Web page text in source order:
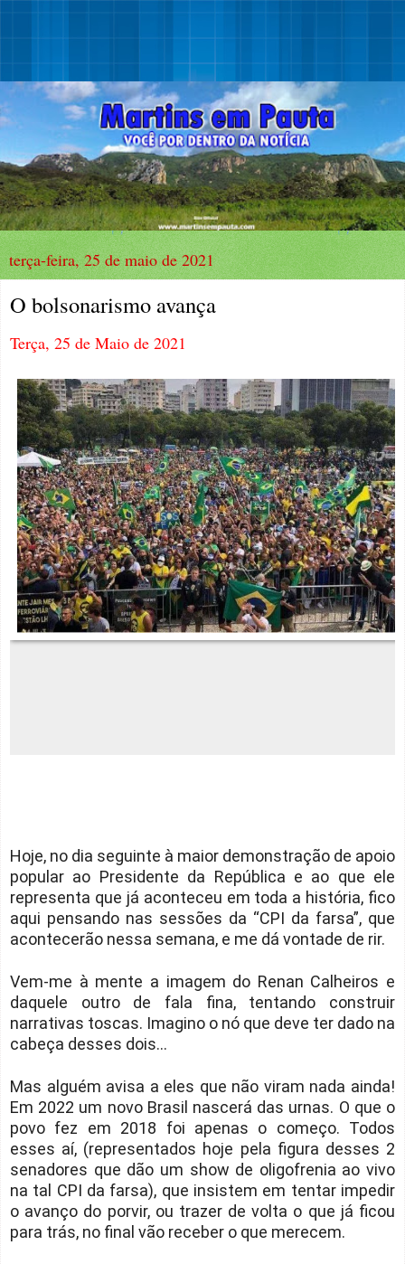
terça-feira, 25 de maio de 2021
O bolsonarismo avança
Terça, 25 de Maio de 2021
Hoje, no dia seguinte à maior demonstração de apoio
popular ao Presidente da República e ao que ele
representa que já aconteceu em toda a história, fico
aqui pensando nas sessões da “CPI da farsa”, que
acontecerão nessa semana, e me dá vontade de rir.
Vem-me à mente a imagem do Renan Calheiros e
daquele outro de fala fina, tentando construir
narrativas toscas. Imagino o nó que deve ter dado na
cabeça desses dois...
Mas alguém avisa a eles que não viram nada ainda!
Em 2022 um novo Brasil nascerá das urnas. O que o
povo fez em 2018 foi apenas o começo. Todos
esses aí, (representados hoje pela figura desses 2
senadores que dão um show de oligofrenia ao vivo
na tal CPI da farsa), que insistem em tentar impedir
o avanço do porvir, ou trazer de volta o que já ficou
para trás, no final vão receber o que merecem.